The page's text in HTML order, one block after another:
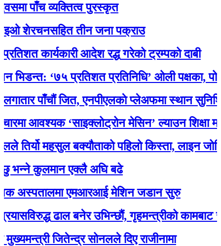
व्यक्तित्व पुरस्कृत
तीन जना पक्राउ
कार्यकारी आदेश रद्ध गरेको ट्रम्पको दाबी
‘७५ प्रतिशत प्रतिनिधि’ ओली पक्षका,
पाँचौं जित, एनपीएलकाे प्लेअफमा स्थान सुनिश्चित
आवश्यक ‘साइक्लोट्रोन मेसिन’ ल्याउन शिक्षा
महसुल बक्यौताको पहिलो किस्ता, लाइन जोडियो
कुलमान एक्लै अघि बढे
एमआरआई मेशिन जडान सुरु
ढाल बनेर उभिन्छौं, गृहमन्त्रीको कामबाट
जितेन्द्र सोनलले दिए राजीनामा